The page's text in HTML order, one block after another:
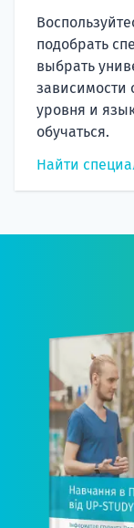
подобрать
выбрать
зависимости
уровня и
обучаться.
Найти